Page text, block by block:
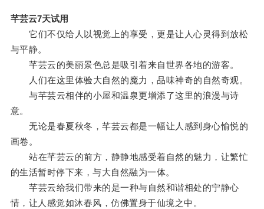
芊芸云7天试用
它们不仅给人以视觉上的享受，更是让人心灵得到放松
与平静。
芊芸云的美丽景色总是吸引着来自世界各地的游客。
人们在这里体验大自然的魔力，品味神奇的自然奇观。
与芊芸云相伴的小屋和温泉更增添了这里的浪漫与诗
意。
无论是春夏秋冬，芊芸云都是一幅让人感到身心愉悦的
画卷。
站在芊芸云的前方，静静地感受着自然的魅力，让繁忙
的生活暂时停下来，与大自然融为一体。
芊芸云给我们带来的是一种与自然和谐相处的宁静心
情，让人感觉如沐春风，仿佛置身于仙境之中。